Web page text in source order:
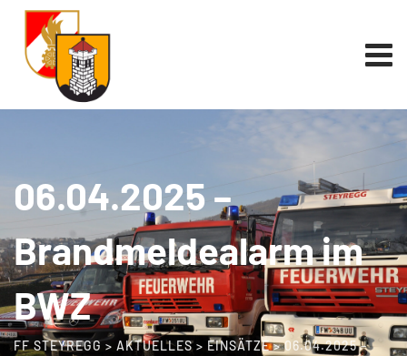
06.04.2025 –
Brandmeldealarm im
BWZ
FF STEYREGG> AKTUELLES> EINSÄTZE>06.04.2025 –